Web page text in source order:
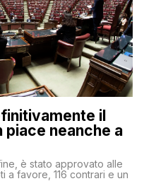
il
piace neanche a
è stato approvato alle
a favore, 116 contrari e un